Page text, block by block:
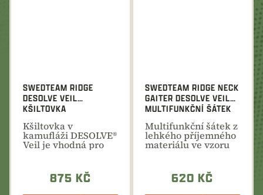
SWEDTEAM RIDGE
DESOLVE VEIL
KŠILTOVKA
Kšiltovka v
kamufláži DESOLVE®
Veil je vhodná pro
volný čas a všechny
875 KČ
SWEDTEAM RIDGE NECK
GAITER DESOLVE VEIL
MULTIFUNKČNÍ ŠÁTEK
Multifunkční šátek z
lehkého příjemného
materiálu ve vzoru
620 KČ